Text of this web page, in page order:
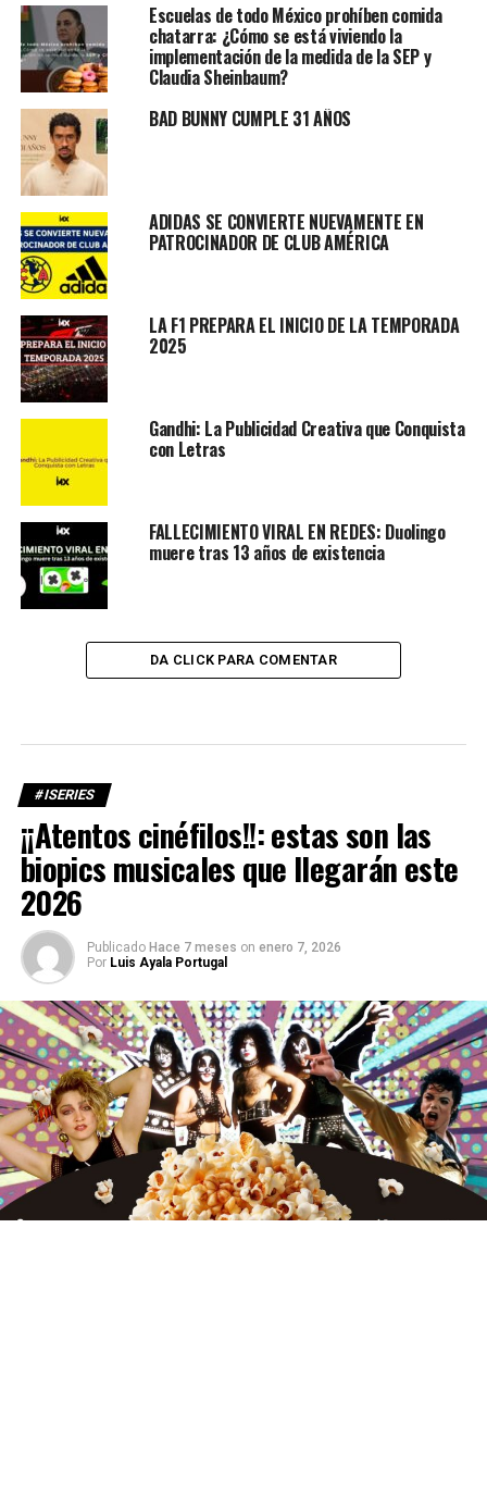
Escuelas de todo México prohíben comida
chatarra: ¿Cómo se está viviendo la
implementación de la medida de la SEP y
Claudia Sheinbaum?
BAD BUNNY CUMPLE 31 AÑOS
ADIDAS SE CONVIERTE NUEVAMENTE EN
PATROCINADOR DE CLUB AMÉRICA
LA F1 PREPARA EL INICIO DE LA TEMPORADA
2025
Gandhi: La Publicidad Creativa que Conquista
con Letras
FALLECIMIENTO VIRAL EN REDES: Duolingo
muere tras 13 años de existencia
DA CLICK PARA COMENTAR
#ISERIES
¡¡Atentos cinéfilos!!: estas son las
biopics musicales que llegarán este
2026
Publicado Hace 7 meses on enero 7, 2026
Por Luis Ayala Portugal